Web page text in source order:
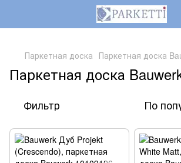
Паркетная доска Паркетная доска
Паркетная доска
Фильтр По